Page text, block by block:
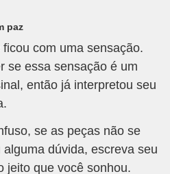
paz
com uma sensação.
se essa sensação é um
então já interpretou seu
se as peças não se
dúvida, escreva seu
jeito que você sonhou.